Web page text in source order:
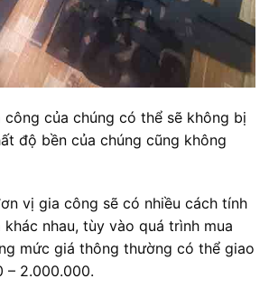
công của chúng có thể sẽ không bị
độ bền của chúng cũng không
vị gia công sẽ có nhiều cách tính
nhau, tùy vào quá trình mua
mức giá thông thường có thể giao
– 2.000.000.